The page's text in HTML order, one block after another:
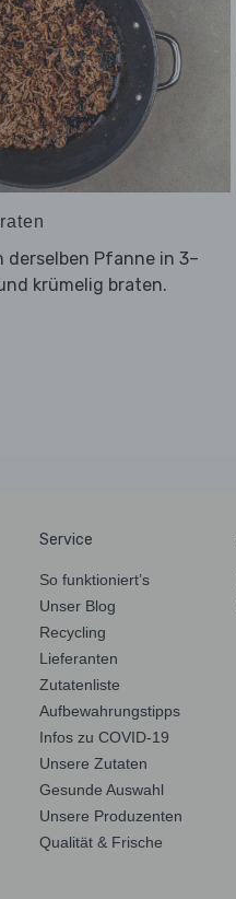
derselben Pfanne in 3–
krümelig braten.
Service
So funktioniert’s
Unser Blog
Recycling
Lieferanten
Zutatenliste
Aufbewahrungstipps
Infos zu COVID-19
Unsere Zutaten
Gesunde Auswahl
Unsere Produzenten
Qualität & Frische